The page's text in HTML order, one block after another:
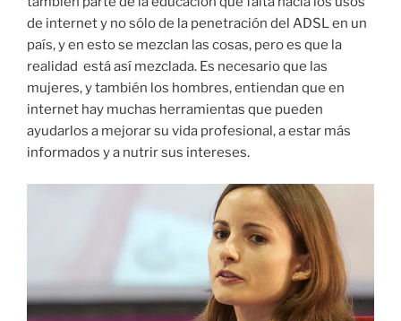
de internet y no sólo de la penetración del ADSL en un
país, y en esto se mezclan las cosas, pero es que la
realidad está así mezclada. Es necesario que las
mujeres, y también los hombres, entiendan que en
internet hay muchas herramientas que pueden
ayudarlos a mejorar su vida profesional, a estar más
informados y a nutrir sus intereses.